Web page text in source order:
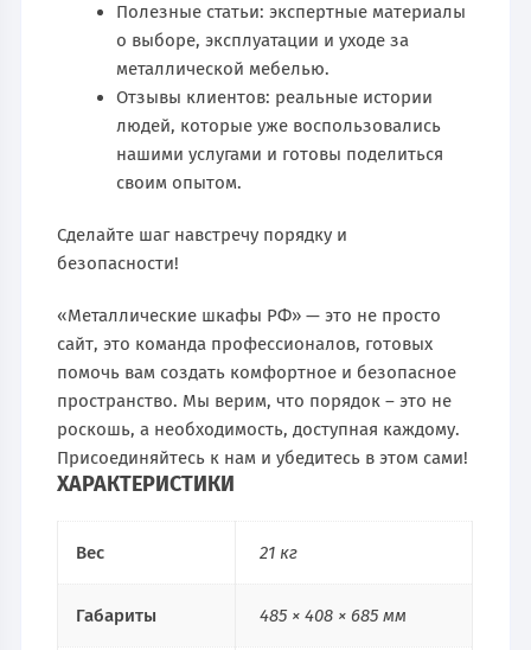
Полезные статьи: экспертные материалы
о выборе, эксплуатации и уходе за
металлической мебелью.
Отзывы клиентов: реальные истории
людей, которые уже воспользовались
нашими услугами и готовы поделиться
своим опытом.
Сделайте шаг навстречу порядку и
безопасности!
«Металлические шкафы РФ» — это не просто
сайт, это команда профессионалов, готовых
помочь вам создать комфортное и безопасное
пространство. Мы верим, что порядок – это не
роскошь, а необходимость, доступная каждому.
Присоединяйтесь к нам и убедитесь в этом сами!
ХАРАКТЕРИСТИКИ
Вес 21 кг
Габариты 485 × 408 × 685 мм